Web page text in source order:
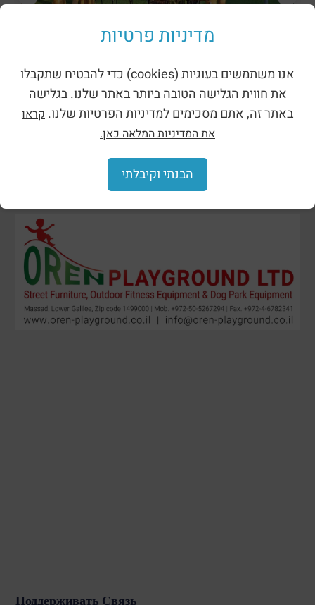
Поддерживать Связь
מדיניות פרטיות
אנו משתמשים בעוגיות (cookies) כדי להבטיח שתקבלו
את חווית הגלישה הטובה ביותר באתר שלנו. בגלישה
באתר זה, אתם מסכימים למדיניות הפרטיות שלנו. קראו
את המדיניות המלאה כאן.
הבנתי וקיבלתי